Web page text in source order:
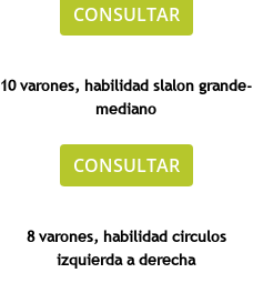
CONSULTAR
10 varones, habilidad slalon grande-
mediano
CONSULTAR
8 varones, habilidad circulos
izquierda a derecha